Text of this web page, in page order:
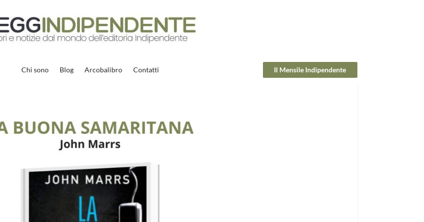
Chi sono Blog Arcobalibro Contatti Il Mensile Indipendente